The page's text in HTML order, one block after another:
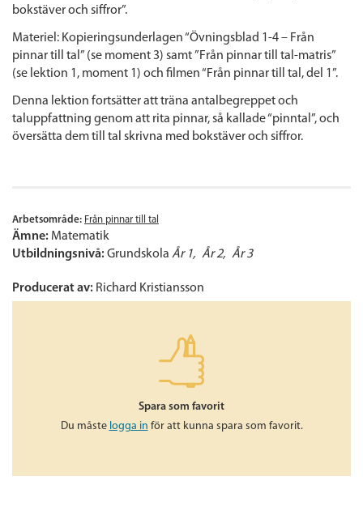
bokstäver och siffror”.
Materiel: Kopieringsunderlagen “Övningsblad 1-4 – Från
pinnar till tal” (se moment 3) samt ”Från pinnar till tal-matris”
(se lektion 1, moment 1) och filmen “Från pinnar till tal, del 1”.
Denna lektion fortsätter att träna antalbegreppet och
taluppfattning genom att rita pinnar, så kallade “pinntal”, och
översätta dem till tal skrivna med bokstäver och siffror.
Arbetsområde: Från pinnar till tal
Ämne: Matematik
Utbildningsnivå: Grundskola År 1 År 2 År 3
Producerat av: Richard Kristiansson
Spara som favorit
Du måste logga in för att kunna spara som favorit.